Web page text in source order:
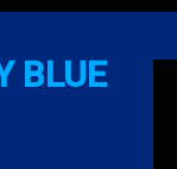
BLUE